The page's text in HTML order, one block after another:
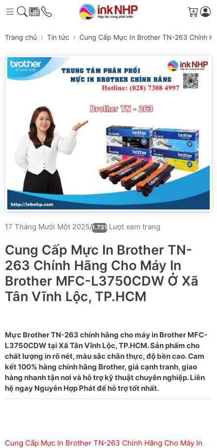
Giỏ
Trang chủ Tin tức Cung Cấp Mực In Brother TN-263 Chính
17 Tháng Mười Một 2025/1.731 Lượt xem trang
Cung Cấp Mực In Brother TN-
263 Chính Hãng Cho Máy In
Brother MFC-L3750CDW Ở Xã
Tân Vĩnh Lộc, TP.HCM
Mực Brother TN-263 chính hãng cho máy in Brother MFC-
L3750CDW tại Xã Tân Vĩnh Lộc, TP.HCM. Sản phẩm cho
chất lượng in rõ nét, màu sắc chân thực, độ bền cao. Cam
kết 100% hàng chính hãng Brother, giá cạnh tranh, giao
hàng nhanh tận nơi và hỗ trợ kỹ thuật chuyên nghiệp. Liên
Cung Cấp Mực In Brother TN-263 Chính Hãng Cho Máy In